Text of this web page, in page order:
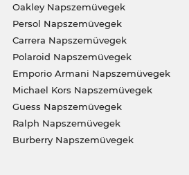
Oakley Napszemüvegek
Persol Napszemüvegek
Carrera Napszemüvegek
Polaroid Napszemüvegek
Emporio Armani Napszemüvegek
Michael Kors Napszemüvegek
Guess Napszemüvegek
Ralph Napszemüvegek
Burberry Napszemüvegek